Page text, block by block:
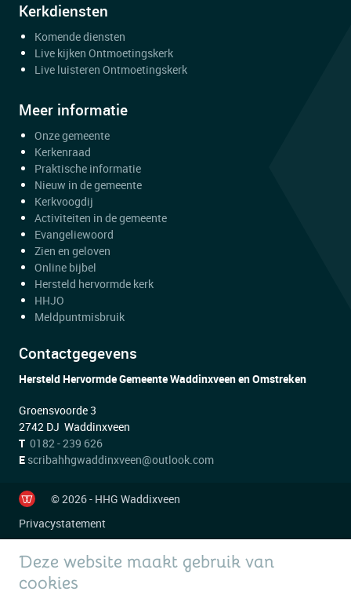
Kerkdiensten
Komende diensten
Live kijken Ontmoetingskerk
Live luisteren Ontmoetingskerk
Meer informatie
Onze gemeente
Kerkenraad
Praktische informatie
Nieuw in de gemeente
Kerkvoogdij
Activiteiten in de gemeente
Evangeliewoord
Zien en geloven
Online bijbel
Hersteld hervormde kerk
HHJO
Meldpuntmisbruik
Contactgegevens
Hersteld Hervormde Gemeente Waddinxveen en Omstreken
Groensvoorde 3
2742 DJ Waddinxveen
T 0182 - 239 626
E scribahhgwaddinxveen@outlook.com
© 2026 - HHG Waddixveen
Privacystatement
Deze website maakt gebruik van
cookies